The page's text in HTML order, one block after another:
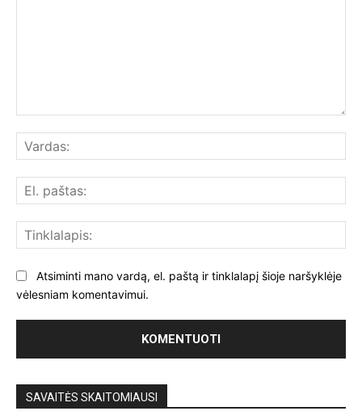
Atsiminti mano vardą, el. paštą ir tinklalapį šioje naršyklėje
vėlesniam komentavimui.
SAVAITĖS SKAITOMIAUSI